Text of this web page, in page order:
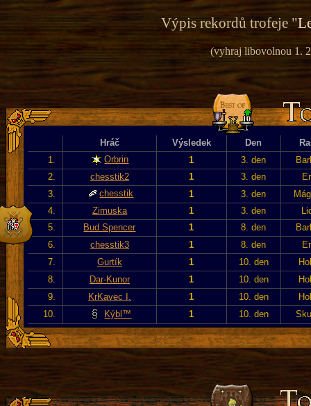
Výpis rekordů trofeje "
(vyhraj libovolnou 1.
Hráč Výsledek Den
1.
Orbrin 1 3. den
2.
chesstik2 1 3. den
3.
chesstik 1 3. den
4.
Zimuska 1 3. den
5.
Bud Spencer 1 8. den
6.
chesstik3 1 8. den
7.
Gurtík 1 10. den
8.
Dar-Kunor 1 10. den
9.
KrKavec I. 1 10. den
10.
Kýbl™ 1 10. den